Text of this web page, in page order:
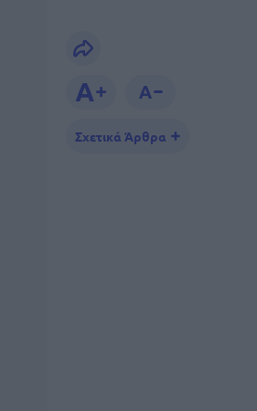
Σχετικά Άρθρα